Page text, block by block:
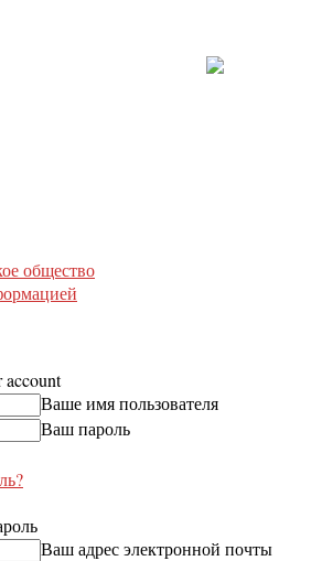
общество
Ваше имя пользователя
Ваш пароль
Ваш адрес электронной почты